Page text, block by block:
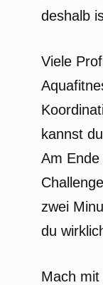
deshalb
Viele
kannst
Am
zwei
du
Mach